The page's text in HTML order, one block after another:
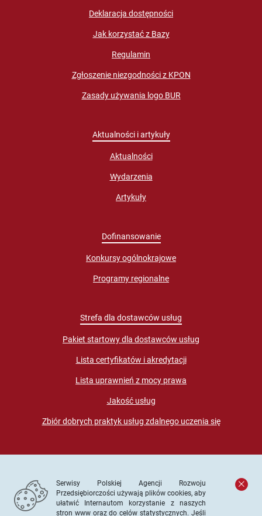
Deklaracja dostępności
Jak korzystać z Bazy
Regulamin
Zgłoszenie niezgodności z KPON
Zasady używania logo BUR
Aktualności i artykuły
Aktualności
Wydarzenia
Artykuły
Dofinansowanie
Konkursy ogólnokrajowe
Programy regionalne
Strefa dla dostawców usług
Pakiet startowy dla dostawców usług
Lista certyfikatów i akredytacji
Lista uprawnień z mocy prawa
Jakość usług
Zbiór dobrych praktyk usług zdalnego uczenia się
Serwisy Polskiej Agencji Rozwoju
Przedsiębiorczości używają plików cookies, aby
ułatwić Internautom korzystanie z naszych
stron www oraz do celów statystycznych. Jeśli